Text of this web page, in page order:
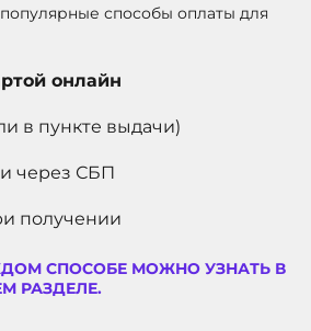
способы оплаты для
онлайн
в пункте выдачи)
через СБП
получении
СПОСОБЕ МОЖНО УЗНАТЬ В
РАЗДЕЛЕ.